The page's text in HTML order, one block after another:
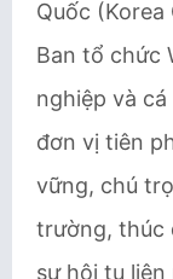
Quốc
Ban tổ chức
nghiệp và
đơn vị tiên
vững, chú
trường, thúc
sự hội tụ